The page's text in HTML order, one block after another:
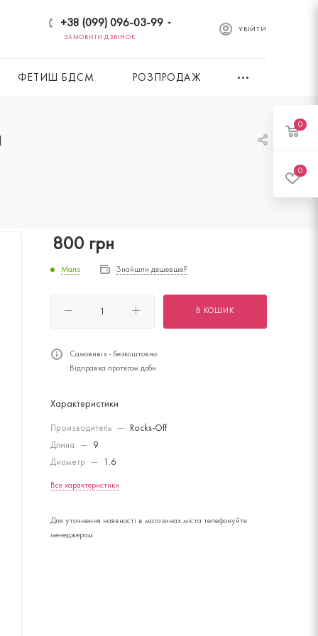
УВІЙТИ
+38 (099) 096-03-99
ЗАМОВИТИ ДЗВІНОК
ФЕТИШ БДСМ РОЗПРОДАЖ
800 грн
Мало Знайшли дешевше?
В КОШИК
Самовивіз - безкоштовно
Відправка протягом доби
Характеристики
Производитель —
Rocks-Off
Длина
—
9
Диаметр
— 1.6
Все характеристики
Для уточнення наявності в магазинах міста телефонуйте
менеджерам
0
0